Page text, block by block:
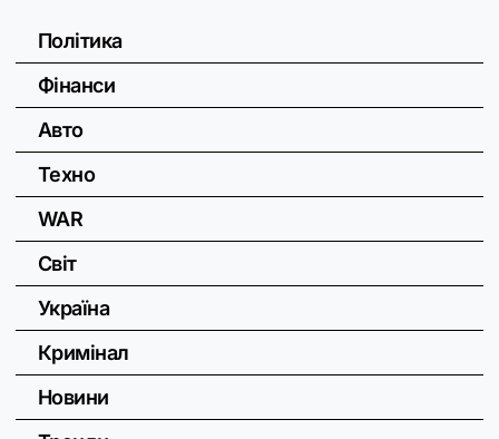
Політика
Фінанси
Авто
Техно
WAR
Світ
Україна
Кримінал
Новини